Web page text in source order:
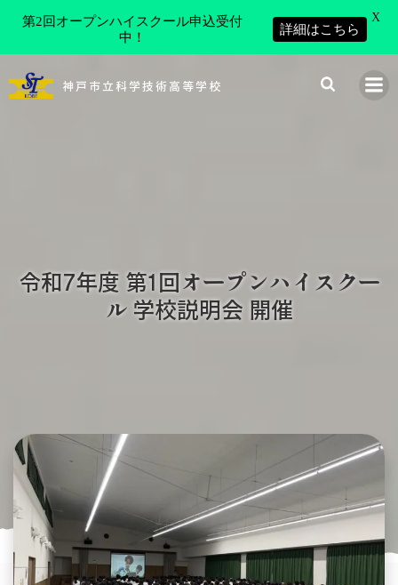
ン
神戸市立科学技術高等学校
令和7年度 第1回オープンハイスクー
ル 学校説明会 開催
第2回オープンハイスクール申込受付
中！
詳細はこちら
X